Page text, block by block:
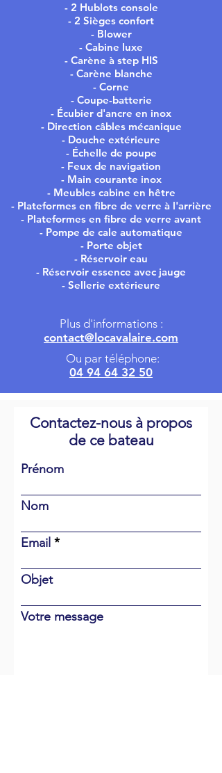
- 2 Hublots console
- 2 Sièges confort
- Blower
- Cabine luxe
- Carène à step HIS
- Carène blanche
- Corne
- Coupe-batterie
- Écubier d'ancre en inox
- Direction câbles mécanique
- Douche extérieure
- Échelle de poupe
- Feux de navigation
- Main courante inox
- Meubles cabine en hêtre
- Plateformes en fibre de verre à l'arrière
- Plateformes en fibre de verre avant
- Pompe de cale automatique
- Porte objet
- Réservoir eau
- Réservoir essence avec jauge
- Sellerie extérieure
Plus d'informations :
contact@locavalaire.com
Ou par téléphone:
04 94 64 32 50
Contactez-nous à propos
de ce bateau
Prénom
Nom
Email
Objet
Votre message